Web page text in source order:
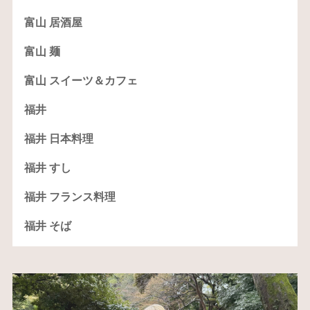
富山 居酒屋
富山 麺
富山 スイーツ＆カフェ
福井
福井 日本料理
福井 すし
福井 フランス料理
福井 そば